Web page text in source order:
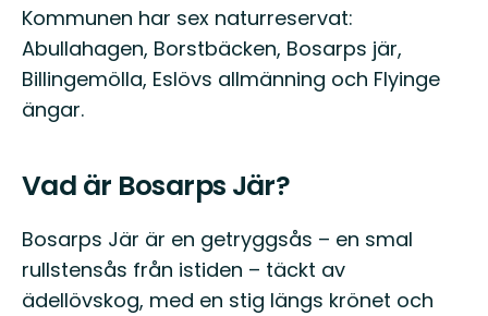
Kommunen har sex naturreservat:
Abullahagen, Borstbäcken, Bosarps jär,
Billingemölla, Eslövs allmänning och Flyinge
ängar.
Vad är Bosarps Jär?
Bosarps Jär är en getryggsås – en smal
rullstensås från istiden – täckt av
ädellövskog, med en stig längs krönet och